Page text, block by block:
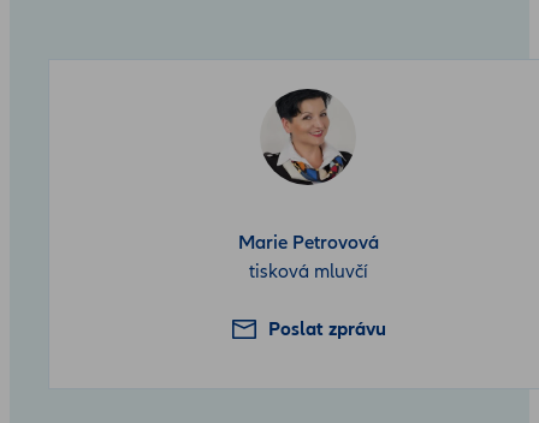
Marie Petrovová
tisková mluvčí
Poslat zprávu